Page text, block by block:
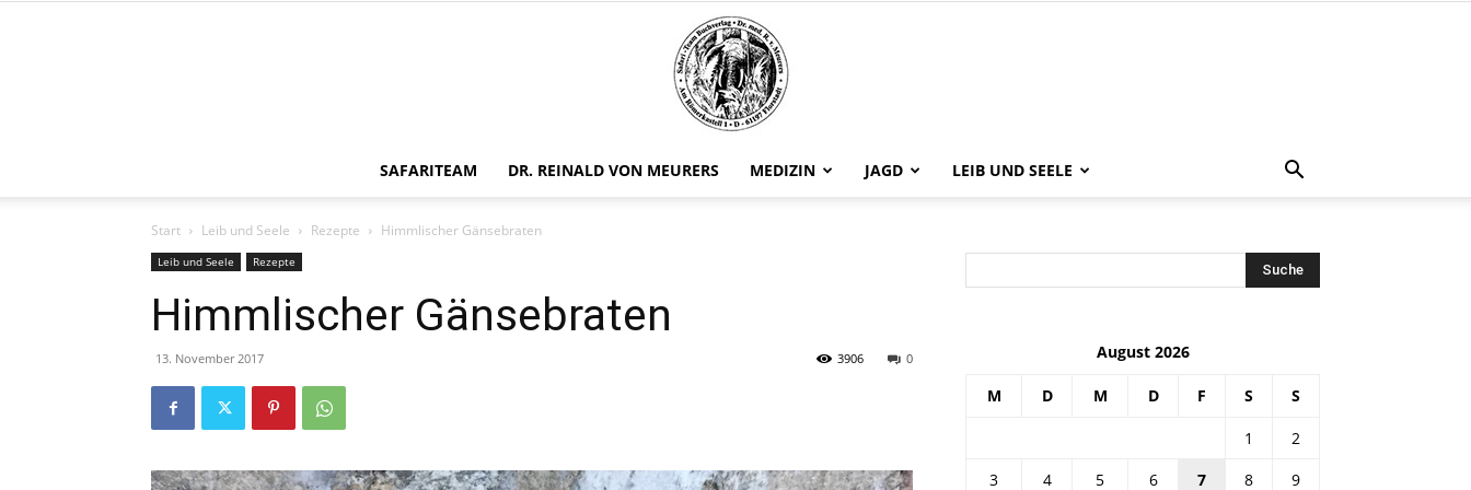
SAFARITEAM DR. REINALD VON MEURERS MEDIZIN JAGD LEIB UND SEELE
Start Leib und Seele Rezepte Himmlischer Gänsebraten
Leib und Seele Rezepte
Himmlischer Gänsebraten
13. November 2017 0
3906 August 2026
M D M D F S S
1
2
3
4 5 6 7 8 9